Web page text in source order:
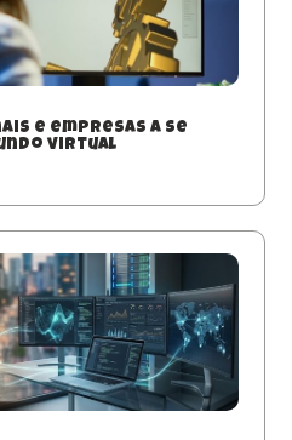
e empresas a se
virtual